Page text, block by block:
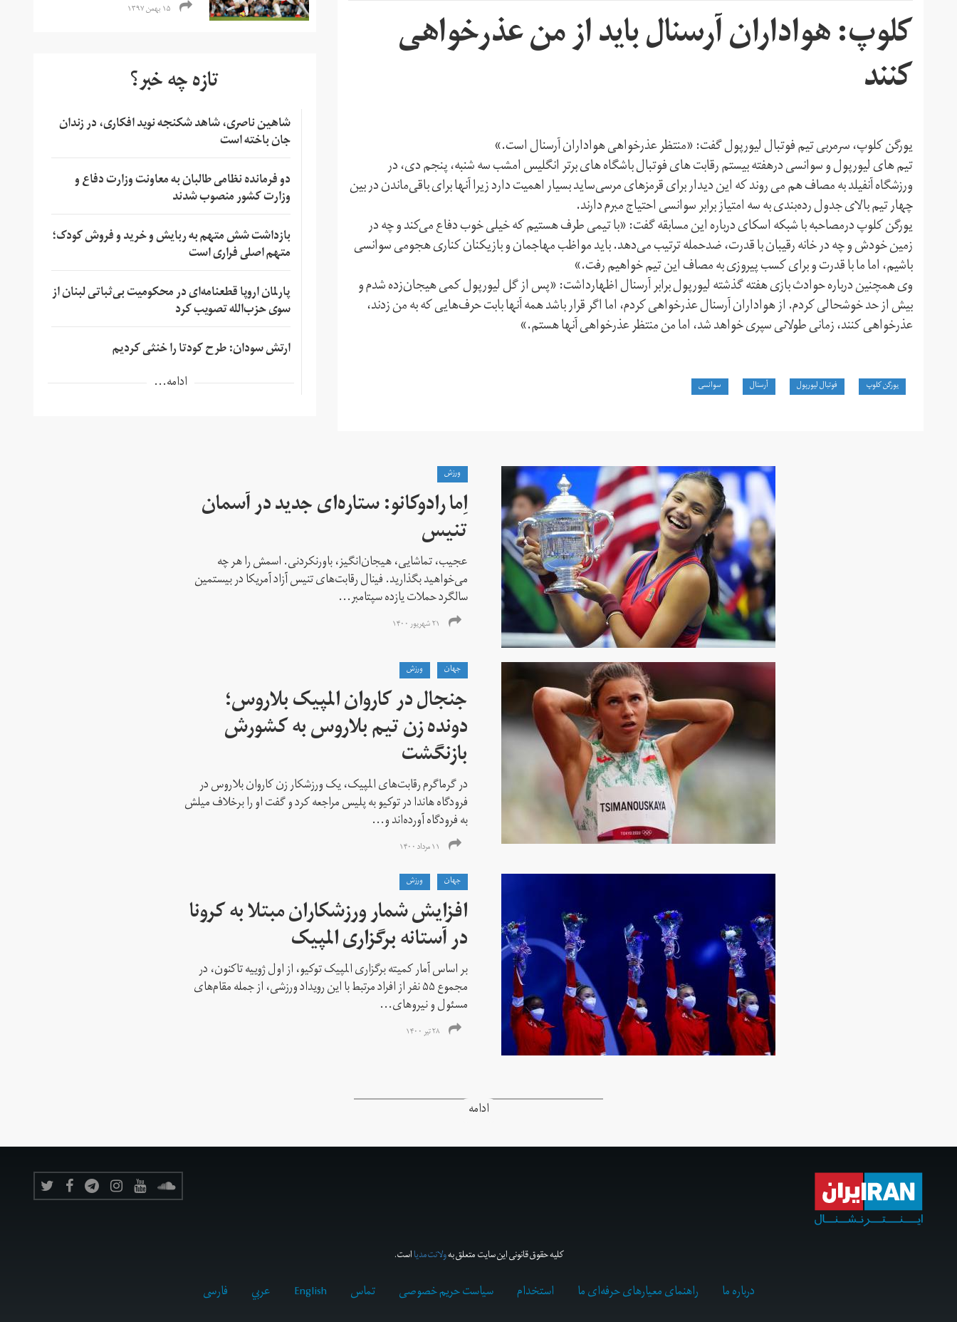
کلوپ: هواداران آرسنال باید از من عذرخواهی
کنند
یورگن کلوپ، سرمربی تیم فوتبال لیورپول گفت: «منتظر عذرخواهی هواداران آرسنال است.»
تیم های لیورپول و سوانسی درهفته بیستم رقابت های فوتبال باشگاه های برتر انگلیس امشب سه شنبه، پنجم دی، در
ورزشگاه آنفیلد به مصاف هم می روند که این دیدار برای قرمزهای مرسی‌ساید بسیار اهمیت دارد زیرا آنها برای باقی‌ماندن در بین
چهار تیم بالای جدول رده‌بندی به سه امتیاز برابر سوانسی احتیاج مبرم دارند.
یورگن کلوپ درمصاحبه با شبکه اسکای درباره این مسابقه گفت: «با تیمی طرف هستیم که خیلی خوب دفاع می‌کند و چه در
زمین خودش و چه در خانه رقیبان با قدرت، ضدحمله ترتیب می‌دهد. باید مواظب مهاجمان و بازیکنان کناری هجومی سوانسی
باشیم، اما ما با قدرت و برای کسب پیروزی به مصاف این تیم خواهیم رفت.»
وی همچنین درباره حوادث بازی هفته گذشته لیورپول برابر آرسنال اظهارداشت: «پس از گل لیورپول کمی هیجان‌زده شدم و
بیش از حد خوشحالی کردم. از هواداران آرسنال عذرخواهی کردم، اما اگر قرار باشد همه آنها بابت حرف‌هایی که به من زدند،
عذرخواهی کنند، زمانی طولانی سپری خواهد شد، اما من منتظر عذرخواهی آنها هستم.»
یورگن کلوپ فوتبال لیورپول آرسنال سوانسی
۱۵ بهمن ۱۳۹۷
تازه چه خبر؟
شاهین ناصری، شاهد شکنجه نوید افکاری، در زندان
جان باخته است
دو فرمانده نظامی طالبان به معاونت وزارت دفاع و
وزارت کشور منصوب شدند
بازداشت شش متهم به ربایش و خرید و فروش کودک؛
متهم اصلی فراری است
پارلمان اروپا قطعنامه‌ای در محکومیت بی‌ثباتی لبنان از
سوی حزب‌الله تصویب کرد
ارتش سودان: طرح کودتا را خنثی کردیم
ادامه...
ورزش
اِما رادوکانو: ستاره‌ای جدید در آسمان
تنیس
عجیب، تماشایی، هیجان‌انگیز، باورنکردنی. اسمش را هر چه
می‌خواهید بگذارید. فینال رقابت‌های تنیس آزاد آمریکا در بیستمین
سالگرد حملات یازده سپتامبر...
۲۱ شهریور ۱۴۰۰
جهان ورزش
جنجال در کاروان المپیک بلاروس؛
دونده زن تیم بلاروس به کشورش
بازنگشت
در گرماگرم رقابت‌های المپیک، یک ورزشکار زن کاروان بلاروس در
فرودگاه هاندا در توکیو به پلیس مراجعه کرد و گفت او را برخلاف میلش
به فرودگاه آورده‌اند و...
۱۱ مرداد ۱۴۰۰
جهان
ورزش
افزایش شمار ورزشکاران مبتلا به کرونا
در آستانه برگزاری المپیک
بر اساس آمار کمیته برگزاری المپیک توکیو، از اول ژوییه تاکنون، در
مجموع ۵۵ نفر از افراد مرتبط با این رویداد ورزشی، از جمله مقام‌های
مسئول و نیروهای...
۲۸ تیر ۱۴۰۰
ادامه
کلیه حقوق قانونی این سایت متعلق بهولانت‌مدیااست.
درباره ما راهنمای معیارهای حرفه‌ای ما استخدام سیاست حریم خصوصی تماس English عربي فارسى